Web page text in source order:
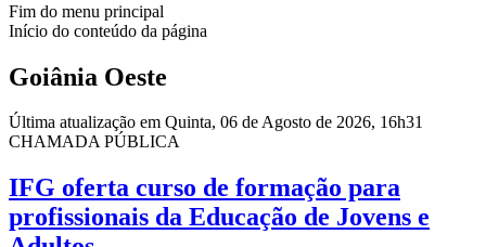
Fim do menu principal
Início do conteúdo da página
Goiânia Oeste
Última atualização em Quinta, 06 de Agosto de 2026, 16h31
CHAMADA PÚBLICA
IFG oferta curso de formação para
profissionais da Educação de Jovens e